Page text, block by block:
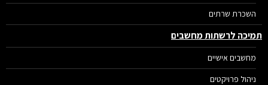
השכרת שרתים
לרשתות מחשבים
מחשבים אישיים
ניהול פרויקטים